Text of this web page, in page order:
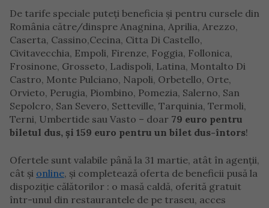
De tarife speciale puteți beneficia și pentru cursele din
România către/dinspre Anagnina, Aprilia, Arezzo,
Caserta, Cassino,Cecina, Citta Di Castello,
Civitavecchia, Empoli, Firenze, Foggia, Follonica,
Frosinone, Grosseto, Ladispoli, Latina, Montalto Di
Castro, Monte Pulciano, Napoli, Orbetello, Orte,
Orvieto, Perugia, Piombino, Pomezia, Salerno, San
Sepolcro, San Severo, Setteville, Tarquinia, Termoli,
Terni, Umbertide sau Vasto – doar 79 euro pentru
biletul dus, și 159 euro pentru un bilet dus-întors!
Ofertele sunt valabile până la 31 martie, atât în agenții,
cât și online, și completează oferta de beneficii pusă la
dispoziție călătorilor : o masă caldă, oferită gratuit
într-unul din restaurantele de pe traseu, acces